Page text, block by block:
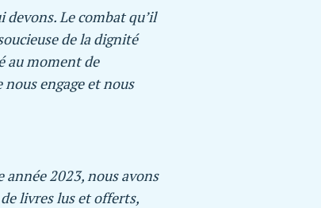
Le combat qu’il
de la dignité
au moment de
engage et nous
année 2023, nous avons
livres lus et offerts,